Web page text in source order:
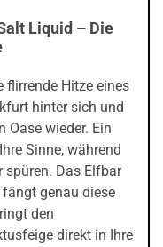
Liquid – Die
flirrende Hitze eines
hinter sich und
Oase wieder. Ein
Sinne, während
spüren. Das Elfbar
genau diese
den
direkt in Ihre